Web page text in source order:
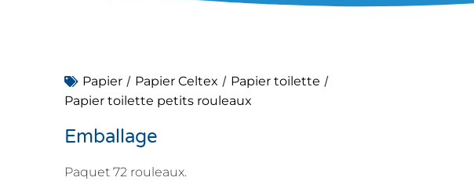
Papier / Papier Celtex / Papier toilette /
Papier toilette petits rouleaux
Emballage
Paquet 72 rouleaux.